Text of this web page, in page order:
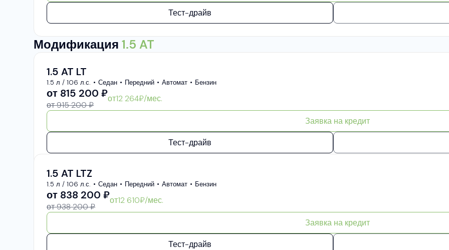
Тест-драйв
Модификация1.5 AT
1.5 AT LT
1.5 л / 106 л.с. Седан Передний Автомат Бензин
от 815 200 ₽
от 915 200 ₽
от12 264₽/мес.
Заявка на кредит
Тест-драйв
1.5 AT LTZ
1.5 л / 106 л.с. Седан Передний Автомат Бензин
от 838 200 ₽
от 938 200 ₽
от12 610₽/мес.
Заявка на кредит
Тест-драйв